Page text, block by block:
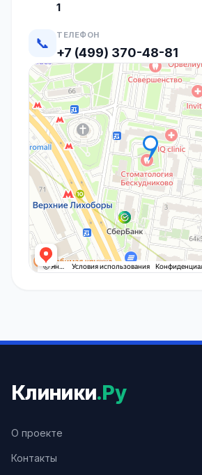
1
📞 ТЕЛЕФОН
+7 (499) 370-48-81
Клиники.Ру
О проекте
Контакты